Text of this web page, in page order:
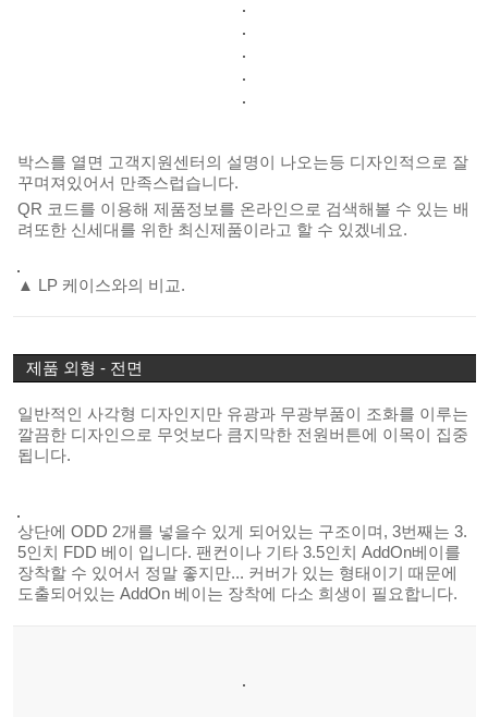
박스를 열면 고객지원센터의 설명이 나오는등 디자인적으로 잘
꾸며져있어서 만족스럽습니다.
QR 코드를 이용해 제품정보를 온라인으로 검색해볼 수 있는 배
려또한 신세대를 위한 최신제품이라고 할 수 있겠네요.
▲ LP 케이스와의 비교.
제품 외형 - 전면
일반적인 사각형 디자인지만 유광과 무광부품이 조화를 이루는
깔끔한 디자인으로 무엇보다 큼지막한 전원버튼에 이목이 집중
됩니다.
상단에 ODD 2개를 넣을수 있게 되어있는 구조이며, 3번째는 3.
5인치 FDD 베이 입니다. 팬컨이나 기타 3.5인치 AddOn베이를
장착할 수 있어서 정말 좋지만... 커버가 있는 형태이기 때문에
도출되어있는 AddOn 베이는 장착에 다소 희생이 필요합니다.